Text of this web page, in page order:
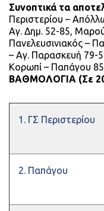
Συνοπτικά τα
Περιστερίου –
Αγ. Δημ. 52-85,
Πανελευσινιακός –
– Αγ. Παρασκευή 79-
Κορωπί – Παπάγου
ΒΑΘΜΟΛΟΓΙΑ (Σε
1. ΓΣ Περιστερίου
2. Παπάγου